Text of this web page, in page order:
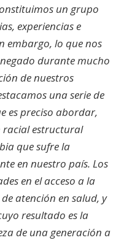
un grupo
experiencias e
embargo, lo que nos
durante mucho
de nuestros
una serie de
es preciso abordar,
estructural
que sufre la
en nuestro país. Los
en el acceso a la
atención en salud, y
resultado es la
de una generación a